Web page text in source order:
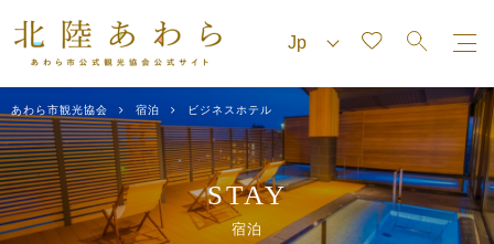
あわら市観光協会 宿泊 ビジネスホテル
STAY
宿泊